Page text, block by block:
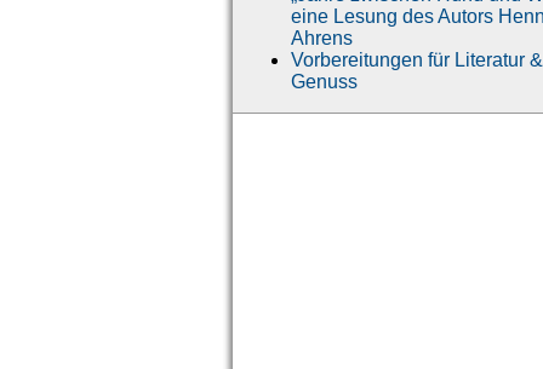
eine Lesung des Autors
Ahrens
Vorbereitungen für Literatur &
Genuss